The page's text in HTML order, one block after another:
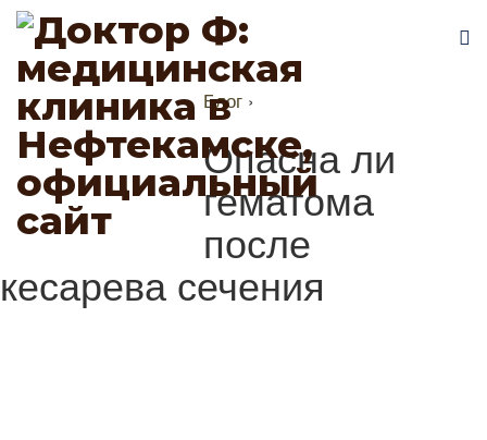
Блог ›
Опасна ли
гематома
после
кесарева сечения